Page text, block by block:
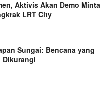
Aktivis Akan Demo Minta
LRT City
Sungai: Bencana yang
Dikurangi